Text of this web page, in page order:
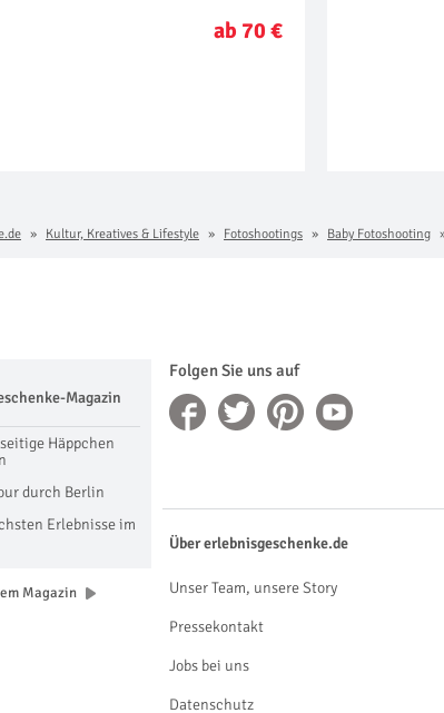
ab 70 €
Kultur, Kreatives & Lifestyle Fotoshootings Baby Fotoshooting
Folgen Sie uns auf
Magazin
Häppchen
durch Berlin
Erlebnisse im
Magazin
Über erlebnisgeschenke.de
Unser Team, unsere Story
Pressekontakt
Jobs bei uns
Datenschutz